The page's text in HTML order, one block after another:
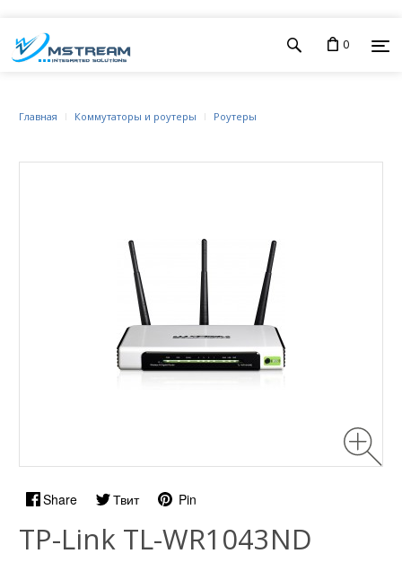
0
Главная Коммутаторы и роутеры Роутеры
Share Твит Pin
TP-Link TL-WR1043ND